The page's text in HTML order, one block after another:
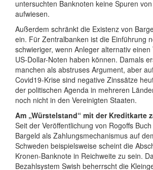
untersuchten Banknoten keine Spuren
aufwiesen.
Außerdem schränkt die Existenz von
ein. Für Zentralbanken ist die Einführung
schwieriger, wenn Anleger alternativ
US-Dollar-Noten haben können. Damals
manchen als abstruses Argument, aber
Covid19-Krise sind negative Zinssätze
der politischen Agenda in mehreren
noch nicht in den Vereinigten Staaten.
Am „Würstelstand“ mit der Kreditkarte
Seit der Veröffentlichung von Rogoffs
Bargeld als Zahlungsmechanismus auf
Schweden beispielsweise scheint die
Kronen-Banknote in Reichweite zu sein.
Bezahlsystem Swish beherrscht die